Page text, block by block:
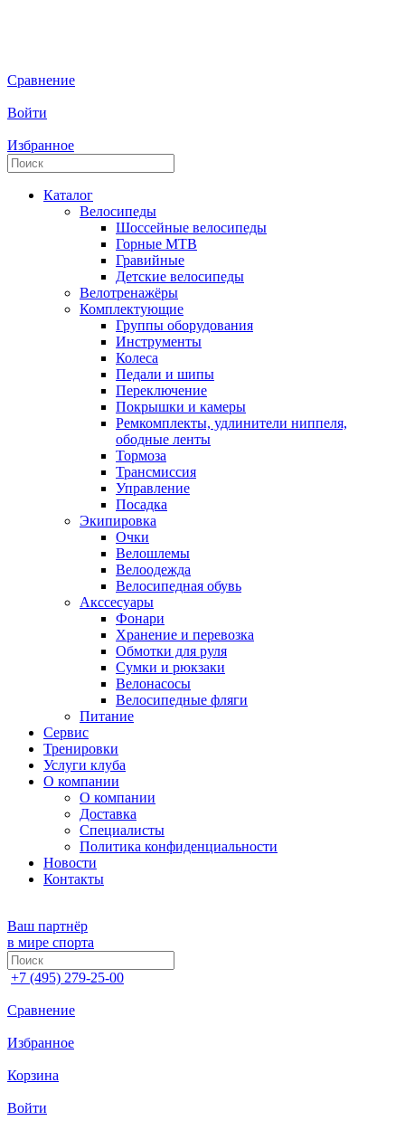
Сравнение
Войти
Избранное
Каталог
Велосипеды
Шоссейные велосипеды
Горные МTB
Гравийные
Детские велосипеды
Велотренажёры
Комплектующие
Группы оборудования
Инструменты
Колеса
Педали и шипы
Переключение
Покрышки и камеры
Ремкомплекты, удлинители ниппеля,
ободные ленты
Тормоза
Трансмиссия
Управление
Посадка
Экипировка
Очки
Велошлемы
Велоодежда
Велосипедная обувь
Акссесуары
Фонари
Хранение и перевозка
Обмотки для руля
Сумки и рюкзаки
Велонасосы
Велосипедные фляги
Питание
Сервис
Тренировки
Услуги клуба
О компании
О компании
Доставка
Специалисты
Политика конфиденциальности
Новости
Контакты
Ваш партнёр
в мире спорта
+7 (495) 279-25-00
Сравнение
Избранное
Корзина
Войти